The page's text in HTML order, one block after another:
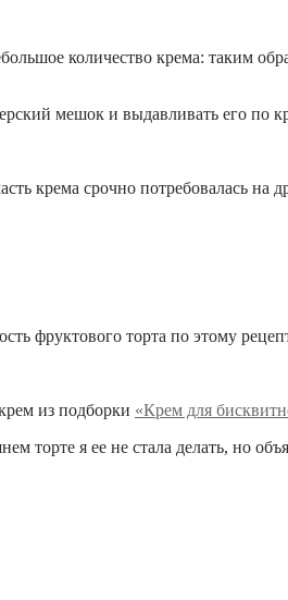
количество крема: таким
мешок и выдавливать его по
крема срочно потребовалась на
фруктового торта по этому
из подборки «Крем для
торте я ее не стала делать, но